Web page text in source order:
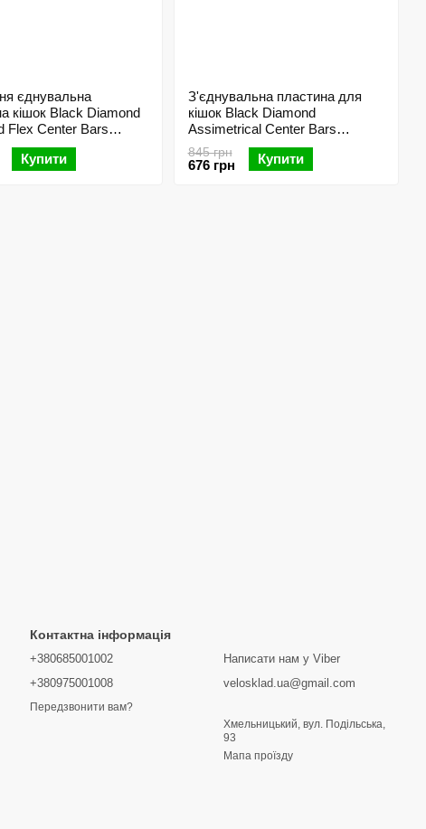
єднувальна
кішок Black Diamond
Flex Center Bars
(BD 400674.POLS)
Купити
З'єднувальна пластина для
кішок Black Diamond
Assimetrical Center Bars
Aluminium (BD 400671)
845 грн
676 грн Купити
Контактна інформація
+380685001002
+380975001008
Передзвонити вам?
Написати нам у Viber
velosklad.ua@gmail.com
Хмельницький, вул. Подільська,
93
Мапа проїзду